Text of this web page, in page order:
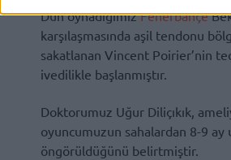
Dün oynadığımızFenerbahçe
karşılaşmasında aşil tendonu
sakatlanan Vincent Poirier’nin
ivedilikle başlanmıştır.
Doktorumuz Uğur Diliçıkık,
oyuncumuzun sahalardan 8-9 ay
öngörüldüğünü belirtmiştir.